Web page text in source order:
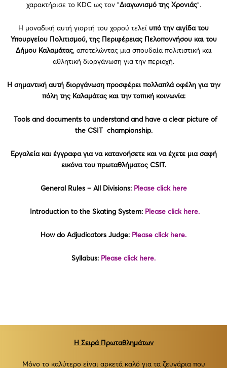
χαρακτήρισε το KDC ως τον “Διαγωνισμό της Χρονιάς“.
Η μοναδική αυτή γιορτή του χορού τελεί υπό την αιγίδα του
Υπουργείου Πολιτισμού, της Περιφέρειας Πελοποννήσου και του
Δήμου Καλαμάτας, αποτελώντας μια σπουδαία πολιτιστική και
αθλητική διοργάνωση για την περιοχή.
Η σημαντική αυτή διοργάνωση προσφέρει πολλαπλά οφέλη για την
πόλη της Καλαμάτας και την τοπική κοινωνία:
Tools and documents to understand and have a clear picture of
the CSIT championship.
Εργαλεία και έγγραφα για να κατανοήσετε και να έχετε μια σαφή
εικόνα του πρωταθλήματος CSIT.
General Rules – All Divisions: Please click here
Introduction to the Skating System: Please click here.
How do Adjudicators Judge: Please click here.
Syllabus: Please click here.
Η Σειρά Πρωταθλημάτων
Μόνο το καλύτερο είναι αρκετά καλό για τα ζευγάρια που